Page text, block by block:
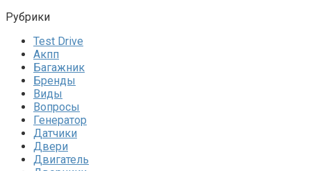
Рубрики
Test Drive
Акпп
Багажник
Бренды
Виды
Вопросы
Генератор
Датчики
Двери
Двигатель